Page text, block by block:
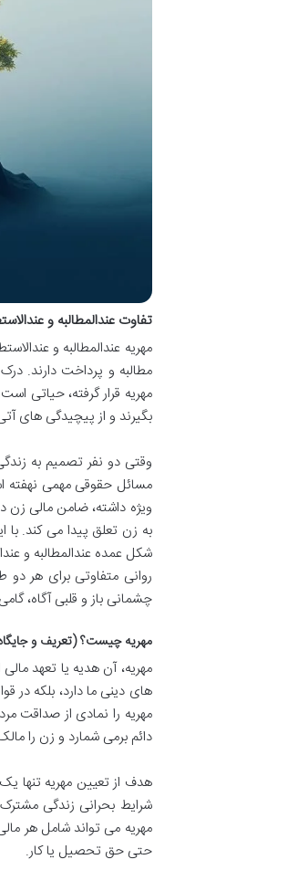
تفاوت عندالمطالبه و
مهریه عندالمطالبه و
مطالبه و پرداخت دارند.
مهریه قرار گرفته، حیاتی
بگیرند و از پیچیدگی های
وقتی دو نفر تصمیم به
مسائل حقوقی مهمی نهفته
ویژه داشته، ضامن مالی
به زن تعلق پیدا می کند.
شکل عمده عندالمطالبه و
روانی متفاوتی برای هر
چشمانی باز و قلبی آگاه،
مهریه چیست؟ (تعریف و
مهریه، آن هدیه یا تعهد
های دینی ما دارد، بلکه در
مهریه را نمادی از صداقت
دائم برمی شمارد و زن را
هدف از تعیین مهریه تنها
شرایط بحرانی زندگی
مهریه می تواند شامل هر
حتی حق تحصیل یا کار.